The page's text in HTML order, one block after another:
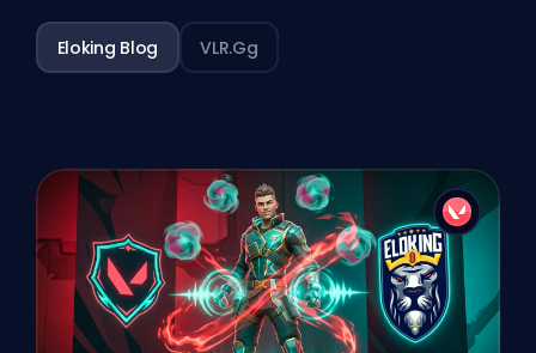
Eloking Blog VLR.gg